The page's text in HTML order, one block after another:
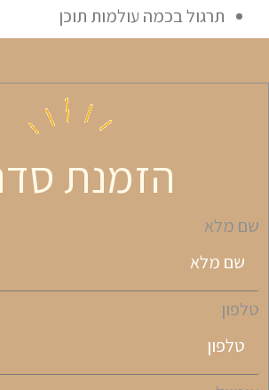
תרגול בכמה עולמות תוכן
הזמנת
שם מלא
טלפון